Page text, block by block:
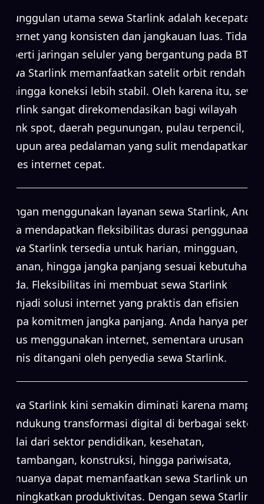
Keunggulan utama sewa Starlink adalah kecepatan
internet yang konsisten dan jangkauan luas. Tidak
seperti jaringan seluler yang bergantung pada BTS,
sewa Starlink memanfaatkan satelit orbit rendah
sehingga koneksi lebih stabil. Oleh karena itu, sewa
Starlink sangat direkomendasikan bagi wilayah
blank spot, daerah pegunungan, pulau terpencil,
maupun area pedalaman yang sulit mendapatkan
akses internet cepat.
Dengan menggunakan layanan sewa Starlink, Anda
juga mendapatkan fleksibilitas durasi penggunaan.
Sewa Starlink tersedia untuk harian, mingguan,
bulanan, hingga jangka panjang sesuai kebutuhan
Anda. Fleksibilitas ini membuat sewa Starlink
menjadi solusi internet yang praktis dan efisien
tanpa komitmen jangka panjang. Anda hanya perlu
fokus menggunakan internet, sementara urusan
teknis ditangani oleh penyedia sewa Starlink.
Sewa Starlink kini semakin diminati karena mampu
mendukung transformasi digital di berbagai sektor.
Mulai dari sektor pendidikan, kesehatan,
pertambangan, konstruksi, hingga pariwisata,
semuanya dapat memanfaatkan sewa Starlink untuk
meningkatkan produktivitas. Dengan sewa Starlink,